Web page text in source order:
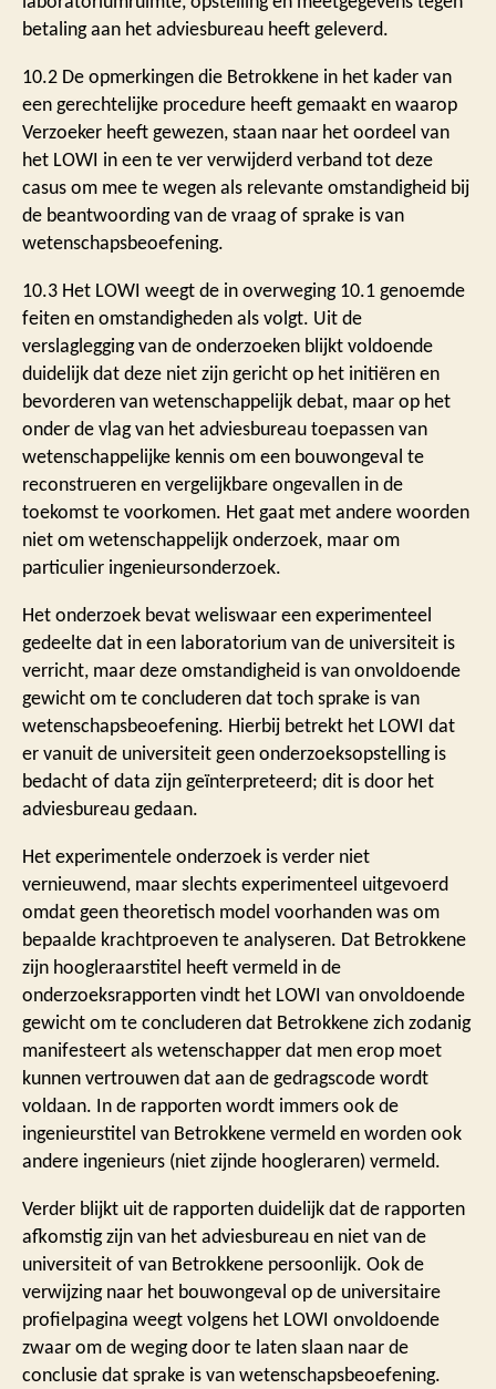
betaling aan het adviesbureau heeft geleverd.
10.2 De opmerkingen die Betrokkene in het kader van
een gerechtelijke procedure heeft gemaakt en waarop
Verzoeker heeft gewezen, staan naar het oordeel van
het LOWI in een te ver verwijderd verband tot deze
casus om mee te wegen als relevante omstandigheid bij
de beantwoording van de vraag of sprake is van
wetenschapsbeoefening.
10.3 Het LOWI weegt de in overweging 10.1 genoemde
feiten en omstandigheden als volgt. Uit de
verslaglegging van de onderzoeken blijkt voldoende
duidelijk dat deze niet zijn gericht op het initiëren en
bevorderen van wetenschappelijk debat, maar op het
onder de vlag van het adviesbureau toepassen van
wetenschappelijke kennis om een bouwongeval te
reconstrueren en vergelijkbare ongevallen in de
toekomst te voorkomen. Het gaat met andere woorden
niet om wetenschappelijk onderzoek, maar om
particulier ingenieursonderzoek.
Het onderzoek bevat weliswaar een experimenteel
gedeelte dat in een laboratorium van de universiteit is
verricht, maar deze omstandigheid is van onvoldoende
gewicht om te concluderen dat toch sprake is van
wetenschapsbeoefening. Hierbij betrekt het LOWI dat
er vanuit de universiteit geen onderzoeksopstelling is
bedacht of data zijn geïnterpreteerd; dit is door het
adviesbureau gedaan.
Het experimentele onderzoek is verder niet
vernieuwend, maar slechts experimenteel uitgevoerd
omdat geen theoretisch model voorhanden was om
bepaalde krachtproeven te analyseren. Dat Betrokkene
zijn hoogleraarstitel heeft vermeld in de
onderzoeksrapporten vindt het LOWI van onvoldoende
gewicht om te concluderen dat Betrokkene zich zodanig
manifesteert als wetenschapper dat men erop moet
kunnen vertrouwen dat aan de gedragscode wordt
voldaan. In de rapporten wordt immers ook de
ingenieurstitel van Betrokkene vermeld en worden ook
andere ingenieurs (niet zijnde hoogleraren) vermeld.
Verder blijkt uit de rapporten duidelijk dat de rapporten
afkomstig zijn van het adviesbureau en niet van de
universiteit of van Betrokkene persoonlijk. Ook de
verwijzing naar het bouwongeval op de universitaire
profielpagina weegt volgens het LOWI onvoldoende
zwaar om de weging door te laten slaan naar de
conclusie dat sprake is van wetenschapsbeoefening.